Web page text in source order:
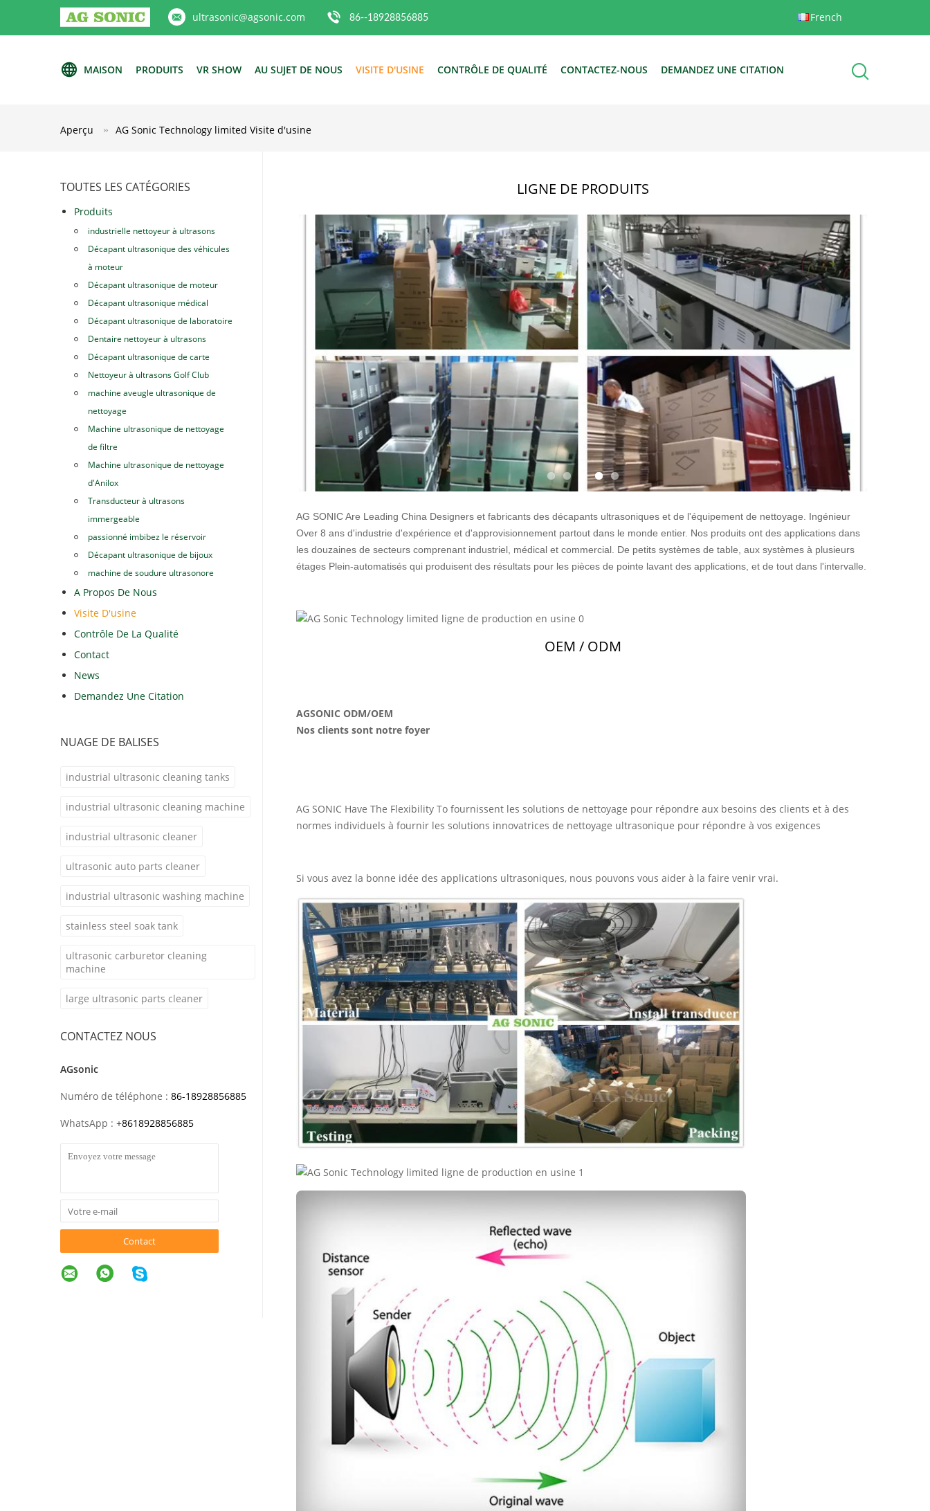
ultrasonic@agsonic.com 86--18928856885 French
MAISON PRODUITS VR SHOW AU SUJET DE NOUS VISITE D'USINE CONTRÔLE DE QUALITÉ CONTACTEZ-NOUS DEMANDEZ UNE CITATION
Aperçu AG Sonic Technology limited Visite d'usine
TOUTES LES CATÉGORIES
Produits
industrielle nettoyeur à ultrasons
Décapant ultrasonique des véhicules
à moteur
Décapant ultrasonique de moteur
Décapant ultrasonique médical
Décapant ultrasonique de laboratoire
Dentaire nettoyeur à ultrasons
Décapant ultrasonique de carte
Nettoyeur à ultrasons Golf Club
machine aveugle ultrasonique de
nettoyage
Machine ultrasonique de nettoyage
de filtre
Machine ultrasonique de nettoyage
d'Anilox
Transducteur à ultrasons
immergeable
passionné imbibez le réservoir
Décapant ultrasonique de bijoux
machine de soudure ultrasonore
A Propos De Nous
Visite D'usine
Contrôle De La Qualité
Contact
News
Demandez Une Citation
NUAGE DE BALISES
industrial ultrasonic cleaning tanks
industrial ultrasonic cleaning machine
industrial ultrasonic cleaner
ultrasonic auto parts cleaner
industrial ultrasonic washing machine
stainless steel soak tank
ultrasonic carburetor cleaning
machine
large ultrasonic parts cleaner
CONTACTEZ NOUS
AGsonic
Numéro de téléphone : 86-18928856885
WhatsApp : +8618928856885
Contact
LIGNE DE PRODUITS
AG SONIC Are Leading China Designers et fabricants des décapants ultrasoniques et de l'équipement de nettoyage. Ingénieur
Over 8 ans d'industrie d'expérience et d'approvisionnement partout dans le monde entier. Nos produits ont des applications dans
les douzaines de secteurs comprenant industriel, médical et commercial. De petits systèmes de table, aux systèmes à plusieurs
étages Plein-automatisés qui produisent des résultats pour les pièces de pointe lavant des applications, et de tout dans l'intervalle.
OEM / ODM
AGSONIC ODM/OEM
Nos clients sont notre foyer
AG SONIC Have The Flexibility To fournissent les solutions de nettoyage pour répondre aux besoins des clients et à des
normes individuels à fournir les solutions innovatrices de nettoyage ultrasonique pour répondre à vos exigences
Si vous avez la bonne idée des applications ultrasoniques, nous pouvons vous aider à la faire venir vrai.